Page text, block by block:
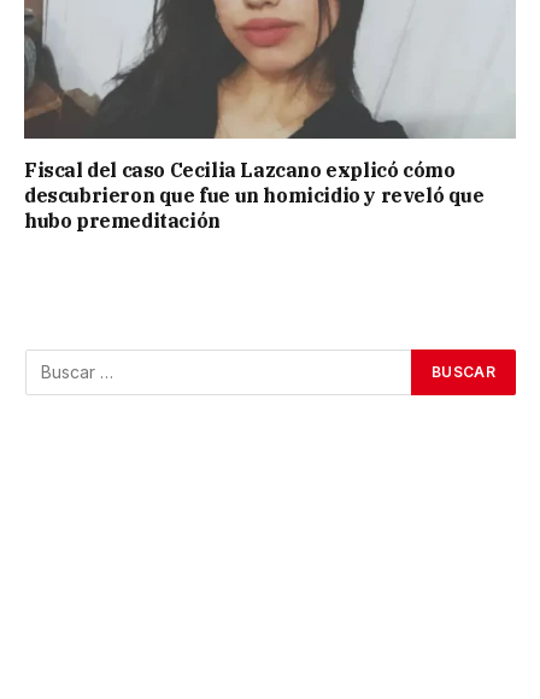
Fiscal del caso Cecilia Lazcano explicó cómo
descubrieron que fue un homicidio y reveló que
hubo premeditación